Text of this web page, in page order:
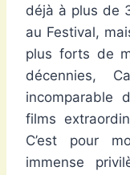
déjà à plus de
au Festival,
plus forts de
décennies,
incomparable
films
C’est pour
immense